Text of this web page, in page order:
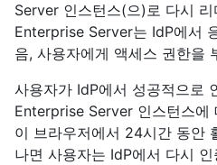
Server 인스턴스(으)로 다시
Enterprise Server는 IdP에서
음, 사용자에게 액세스 권한을
사용자가 IdP에서 성공적으로
Enterprise Server 인스턴스에
이 브라우저에서 24시간 동안
나면 사용자는 IdP에서 다시